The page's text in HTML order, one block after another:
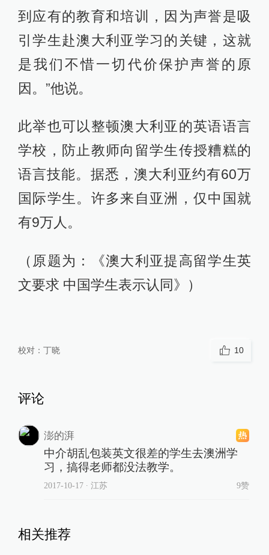
到应有的教育和培训，因为声誉是吸
引学生赴澳大利亚学习的关键，这就
是我们不惜一切代价保护声誉的原
因。”他说。
此举也可以整顿澳大利亚的英语语言
学校，防止教师向留学生传授糟糕的
语言技能。据悉，澳大利亚约有60万
国际学生。许多来自亚洲，仅中国就
有9万人。
（原题为：《澳大利亚提高留学生英
文要求 中国学生表示认同》）
校对： 丁晓 10
评论
澎的湃
中介胡乱包装英文很差的学生去澳洲学
习，搞得老师都没法教学。
2017-10-17∙ 江苏 9赞
相关推荐